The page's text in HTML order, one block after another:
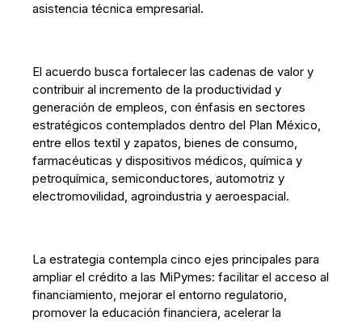
asistencia técnica empresarial.
El acuerdo busca fortalecer las cadenas de valor y
contribuir al incremento de la productividad y
generación de empleos, con énfasis en sectores
estratégicos contemplados dentro del Plan México,
entre ellos textil y zapatos, bienes de consumo,
farmacéuticas y dispositivos médicos, química y
petroquímica, semiconductores, automotriz y
electromovilidad, agroindustria y aeroespacial.
La estrategia contempla cinco ejes principales para
ampliar el crédito a las MiPymes: facilitar el acceso al
financiamiento, mejorar el entorno regulatorio,
promover la educación financiera, acelerar la